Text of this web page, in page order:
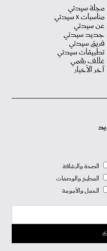
مجلة سيدتي
مناسبات X سيدتي
عن سيدتي
جديد سيدتي
فريق سيدتي
تطبيقات سيدتي
غلاف رقمي
آخر الأخبار
الصحة والرشاقة
المطبخ والوصفات
الحمل والأمومة